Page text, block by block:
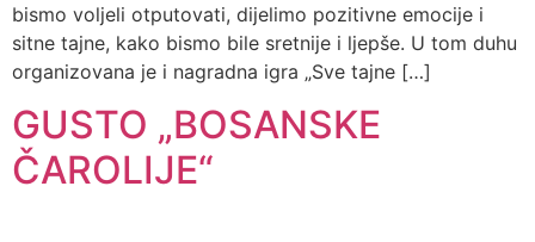
bismo voljeli otputovati, dijelimo pozitivne emocije i
sitne tajne, kako bismo bile sretnije i ljepše. U tom duhu
organizovana je i nagradna igra „Sve tajne […]
GUSTO „BOSANSKE
ČAROLIJE“